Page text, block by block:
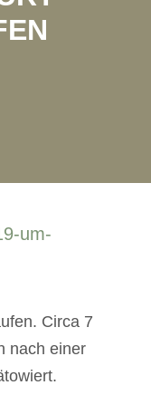
Circa 7
nach einer